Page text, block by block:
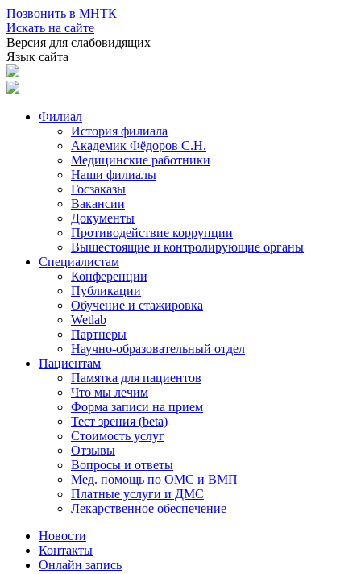
Позвонить в МНТК
Искать на сайте
Версия для слабовидящих
Язык сайта
Филиал
История филиала
Академик Фёдоров С.Н.
Медицинские работники
Наши филиалы
Госзаказы
Вакансии
Документы
Противодействие коррупции
Вышестоящие и контролирующие органы
Специалистам
Конференции
Публикации
Обучение и стажировка
Wetlab
Партнеры
Научно-образовательный отдел
Пациентам
Памятка для пациентов
Что мы лечим
Форма записи на прием
Тест зрения (beta)
Стоимость услуг
Отзывы
Вопросы и ответы
Мед. помощь по ОМС и ВМП
Платные услуги и ДМС
Лекарственное обеспечение
Новости
Контакты
Онлайн запись